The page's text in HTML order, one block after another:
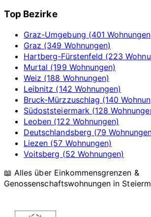
Top Bezirke
Graz-Umgebung (401
Graz (349 Wohnungen)
Hartberg-Fürstenfeld (223
Murtal (199 Wohnungen)
Weiz (188 Wohnungen)
Leibnitz (142 Wohnungen)
Bruck-Mürzzuschlag (140
Südoststeiermark (128
Leoben (122 Wohnungen)
Deutschlandsberg (79
Liezen (57 Wohnungen)
Voitsberg (52 Wohnungen)
📖 Alles über Einkommensgrenzen &
Genossenschaftswohnungen in